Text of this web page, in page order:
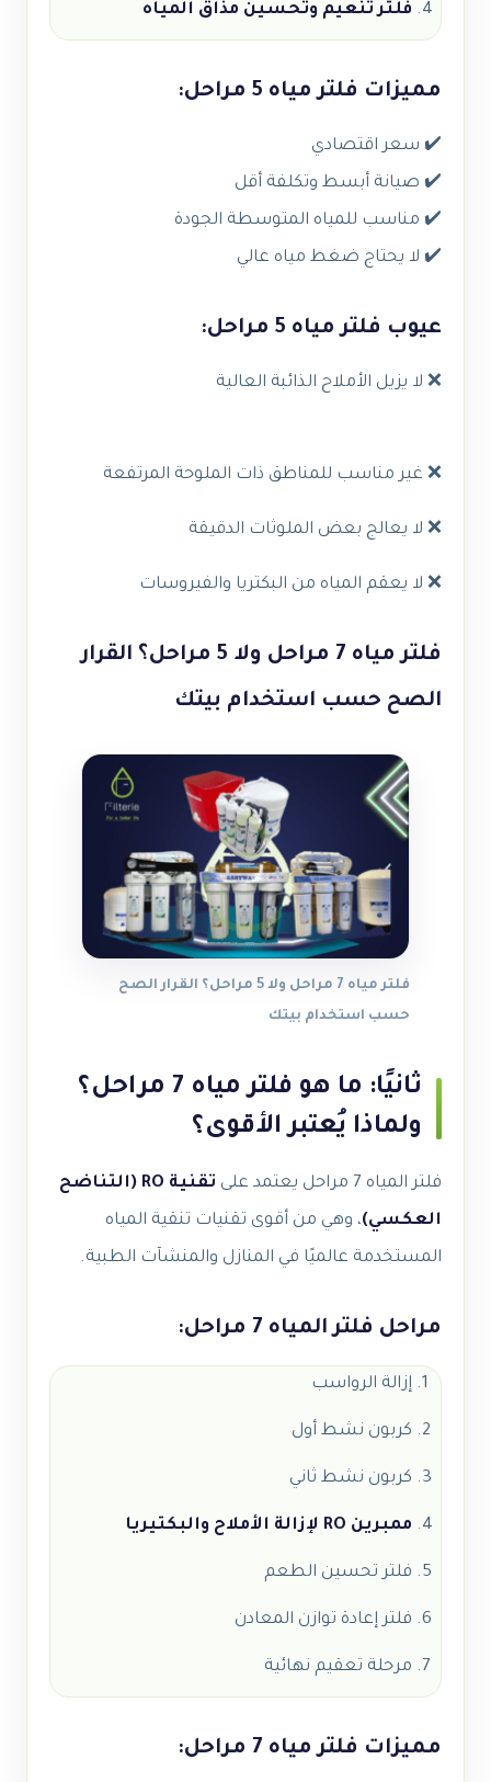
فلتر تنعيم وتحسين مذاق المياه
مميزات فلتر مياه 5 مراحل:
✔️ سعر اقتصادي
✔️ صيانة أبسط وتكلفة أقل
✔️ مناسب للمياه المتوسطة الجودة
✔️ لا يحتاج ضغط مياه عالي
عيوب فلتر مياه 5 مراحل:
❌ لا يزيل الأملاح الذائبة العالية
❌ غير مناسب للمناطق ذات الملوحة المرتفعة
❌ لا يعالج بعض الملوثات الدقيقة
❌ لا يعقم المياه من البكتريا والفيروسات
فلتر مياه 7 مراحل ولا 5 مراحل؟ القرار
الصح حسب استخدام بيتك
فلتر مياه 7 مراحل ولا 5 مراحل؟ القرار الصح
حسب استخدام بيتك
ثانيًا: ما هو فلتر مياه 7 مراحل؟
ولماذا يُعتبر الأقوى؟
فلتر المياه 7 مراحل يعتمد على
تقنية RO (التناضح
العكسي)، وهي من أقوى تقنيات تنقية المياه
المستخدمة عالميًا في المنازل والمنشآت الطبية.
مراحل فلتر المياه 7 مراحل:
إزالة الرواسب
كربون نشط أول
كربون نشط ثاني
ممبرين RO لإزالة الأملاح والبكتيريا
فلتر تحسين الطعم
فلتر إعادة توازن المعادن
مرحلة تعقيم نهائية
مميزات فلتر مياه 7 مراحل: